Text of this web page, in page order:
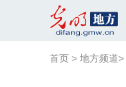
首页 > 地方频道>